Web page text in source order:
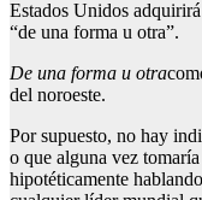
Estados Unidos
“de una forma u otra”.
De una forma u otra
del noroeste.
Por supuesto, no hay
o que alguna vez
hipotéticamente